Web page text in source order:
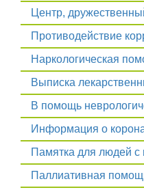
Центр,
Противодействие
Наркологическая
Выписка
В помощь
Информация о
Памятка для людей с
Паллиативная